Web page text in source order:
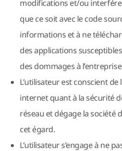
modifications et/ou
que ce soit avec le code
informations et à ne
des applications
des dommages à
L’utilisateur est conscient
internet quant à la sécurité
réseau et dégage la société
cet égard.
L’utilisateur s’engage à ne